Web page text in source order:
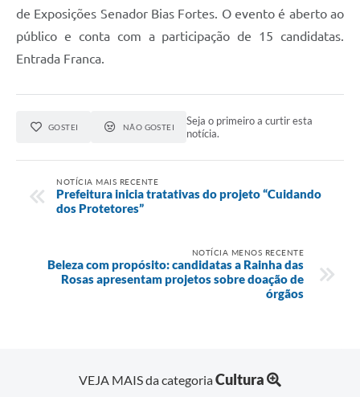
de Exposições Senador Bias Fortes. O evento é aberto ao
público e conta com a participação de 15 candidatas.
Entrada Franca.
GOSTEI NÃO GOSTEI
Seja o primeiro a curtir esta
notícia.
NOTÍCIA MAIS RECENTE
Prefeitura inicia tratativas do projeto “Cuidando
dos Protetores”
NOTÍCIA MENOS RECENTE
Beleza com propósito: candidatas a Rainha das
Rosas apresentam projetos sobre doação de
órgãos
VEJA MAIS da categoriaCultura